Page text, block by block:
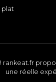
plat
une réelle